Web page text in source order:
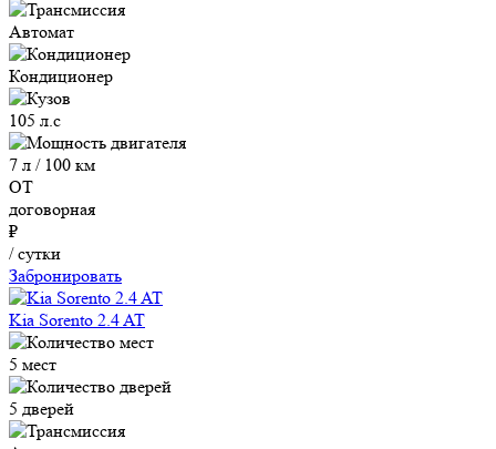
Автомат
Кондиционер
105 л.с
7 л / 100 км
ОТ
договорная
₽
/ сутки
Забронировать
Kia Sorento 2.4 AT
5 мест
5 дверей